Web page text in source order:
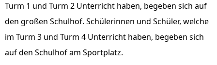
Turm 1 und Turm 2 Unterricht haben, begeben sich auf
den großen Schulhof. Schülerinnen und Schüler, welche
im Turm 3 und Turm 4 Unterricht haben, begeben sich
auf den Schulhof am Sportplatz.